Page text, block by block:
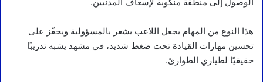
هذا النوع من المهام يجعل اللاعب يشعر بالمسؤولية ويحفّز على
تحسين مهارات القيادة تحت ضغط شديد، في مشهد يشبه تدريبًا
حقيقيًا لطياري الطوارئ.